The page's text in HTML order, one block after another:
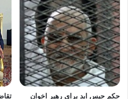
حکم حبس ابد برای رهبر اخوان